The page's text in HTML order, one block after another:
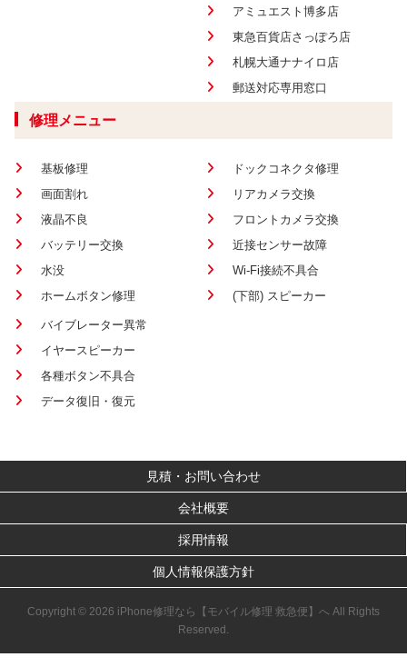
アミュエスト博多店
東急百貨店さっぽろ店
札幌大通ナナイロ店
郵送対応専用窓口
修理メニュー
基板修理
画面割れ
液晶不良
バッテリー交換
水没
ホームボタン修理
ドックコネクタ修理
リアカメラ交換
フロントカメラ交換
近接センサー故障
Wi-Fi接続不具合
(下部) スピーカー
バイブレーター異常
イヤースピーカー
各種ボタン不具合
データ復旧・復元
見積・お問い合わせ
会社概要
採用情報
個人情報保護方針
Copyright © 2026 iPhone修理なら【モバイル修理 救急便】へ All Rights
Reserved.